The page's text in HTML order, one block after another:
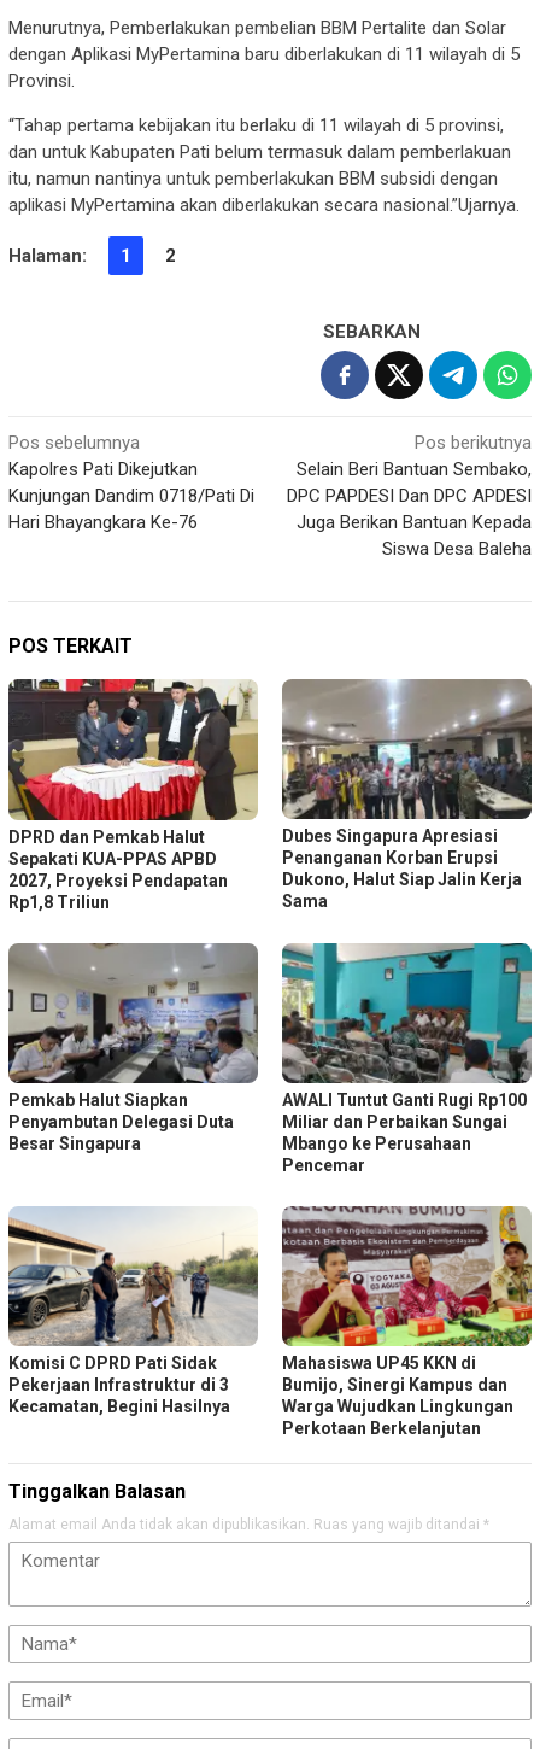
Menurutnya, Pemberlakukan pembelian BBM Pertalite dan Solar
dengan Aplikasi MyPertamina baru diberlakukan di 11 wilayah di 5
Provinsi.
“Tahap pertama kebijakan itu berlaku di 11 wilayah di 5 provinsi,
dan untuk Kabupaten Pati belum termasuk dalam pemberlakuan
itu, namun nantinya untuk pemberlakukan BBM subsidi dengan
aplikasi MyPertamina akan diberlakukan secara nasional.”Ujarnya.
Halaman: 1 2
SEBARKAN
Navigasi
pos
Pos sebelumnya
Kapolres Pati Dikejutkan
Kunjungan Dandim 0718/Pati Di
Hari Bhayangkara Ke-76
Pos berikutnya
Selain Beri Bantuan Sembako,
DPC PAPDESI Dan DPC APDESI
Juga Berikan Bantuan Kepada
Siswa Desa Baleha
POS TERKAIT
DPRD dan Pemkab Halut
Sepakati KUA-PPAS APBD
2027, Proyeksi Pendapatan
Rp1,8 Triliun
Dubes Singapura Apresiasi
Penanganan Korban Erupsi
Dukono, Halut Siap Jalin Kerja
Sama
Pemkab Halut Siapkan
Penyambutan Delegasi Duta
Besar Singapura
AWALI Tuntut Ganti Rugi Rp100
Miliar dan Perbaikan Sungai
Mbango ke Perusahaan
Pencemar
Komisi C DPRD Pati Sidak
Pekerjaan Infrastruktur di 3
Kecamatan, Begini Hasilnya
Mahasiswa UP45 KKN di
Bumijo, Sinergi Kampus dan
Warga Wujudkan Lingkungan
Perkotaan Berkelanjutan
Tinggalkan Balasan
Alamat email Anda tidak akan dipublikasikan. Ruas yang wajib ditandai *